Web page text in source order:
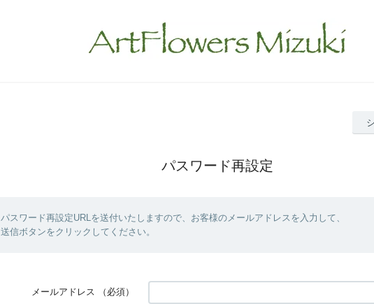
パスワード再設定
パスワード再設定URLを送付いたしますので、お客様のメールアドレスを入力して、
送信ボタンをクリックしてください。
メールアドレス （必須）